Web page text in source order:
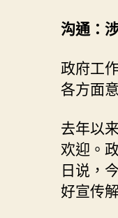
沟通：
政府工
各方面
去年以
欢迎。
日说，
好宣传